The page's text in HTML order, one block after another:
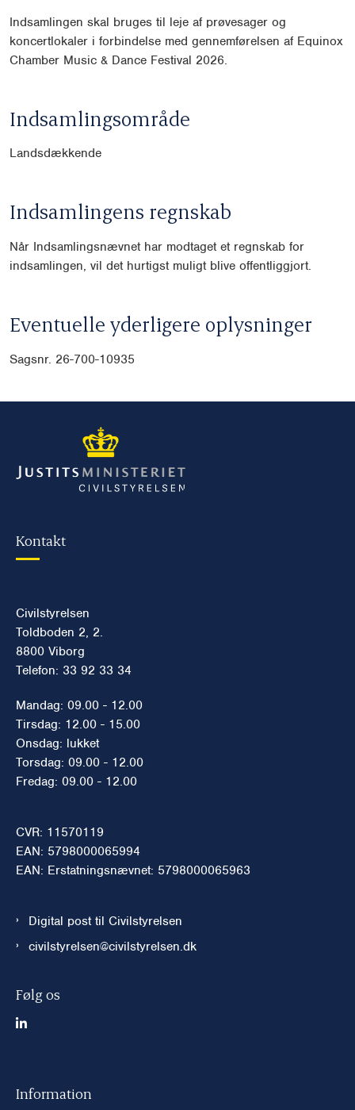
Indsamlingen skal bruges til leje af prøvesager og
koncertlokaler i forbindelse med gennemførelsen af Equinox
Chamber Music & Dance Festival 2026.
Indsamlingsområde
Landsdækkende
Indsamlingens regnskab
Når Indsamlingsnævnet har modtaget et regnskab for
indsamlingen, vil det hurtigst muligt blive offentliggjort.
Eventuelle yderligere oplysninger
Sagsnr. 26-700-10935
Kontakt
Civilstyrelsen
Toldboden 2, 2.
8800 Viborg
Telefon: 33 92 33 34
Mandag: 09.00 - 12.00
Tirsdag: 12.00 - 15.00
Onsdag: lukket
Torsdag: 09.00 - 12.00
Fredag: 09.00 - 12.00
CVR: 11570119
EAN: 5798000065994
EAN: Erstatningsnævnet: 5798000065963
Digital post til Civilstyrelsen
civilstyrelsen@civilstyrelsen.dk
Følg os
Information